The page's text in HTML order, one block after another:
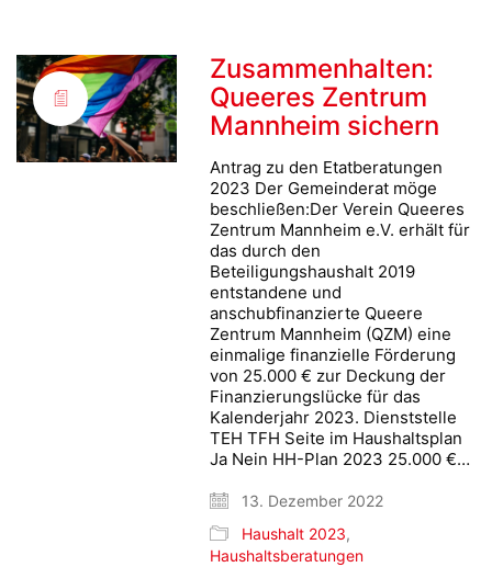
Zusammenhalten:
Queeres Zentrum
Mannheim sichern
Antrag zu den Etatberatungen
2023 Der Gemeinderat möge
beschließen:Der Verein Queeres
Zentrum Mannheim e.V. erhält für
das durch den
Beteiligungshaushalt 2019
entstandene und
anschubfinanzierte Queere
Zentrum Mannheim (QZM) eine
einmalige finanzielle Förderung
von 25.000 € zur Deckung der
Finanzierungslücke für das
Kalenderjahr 2023. Dienststelle
TEH TFH Seite im Haushaltsplan
Ja Nein HH-Plan 2023 25.000 €…
13. Dezember 2022
Haushalt 2023,
Haushaltsberatungen